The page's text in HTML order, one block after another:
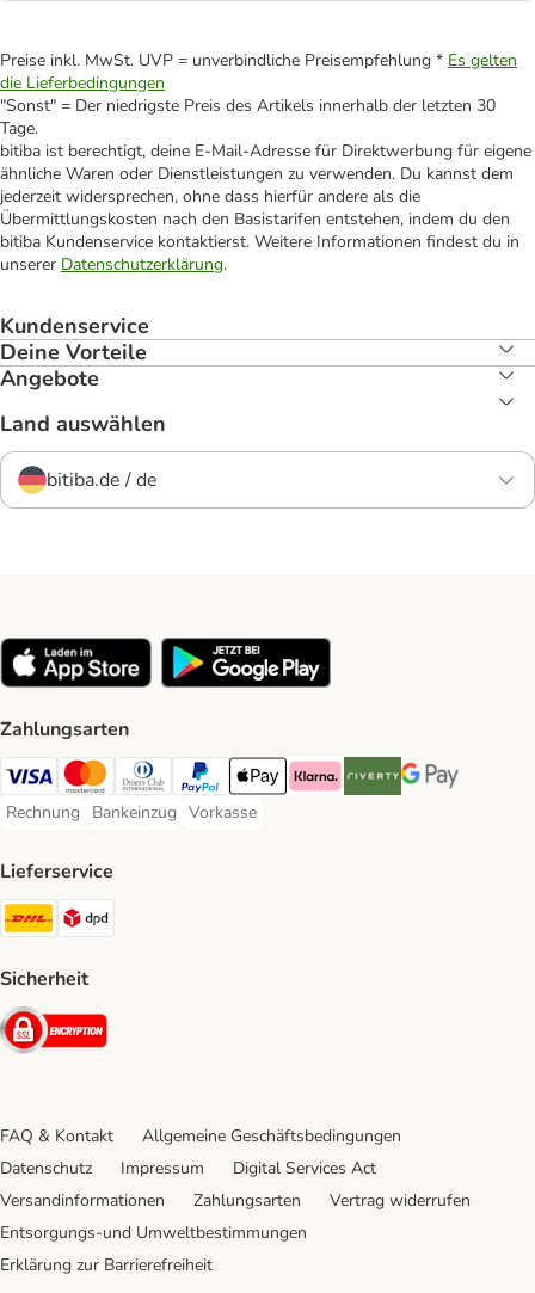
Preise inkl. MwSt. UVP = unverbindliche Preisempfehlung * Es gelten
die Lieferbedingungen
"Sonst" = Der niedrigste Preis des Artikels innerhalb der letzten 30
Tage.
bitiba ist berechtigt, deine E-Mail-Adresse für Direktwerbung für eigene
ähnliche Waren oder Dienstleistungen zu verwenden. Du kannst dem
jederzeit widersprechen, ohne dass hierfür andere als die
Übermittlungskosten nach den Basistarifen entstehen, indem du den
bitiba Kundenservice kontaktierst. Weitere Informationen findest du in
unserer Datenschutzerklärung.
Kundenservice
Deine Vorteile
Angebote
Land auswählen
bitiba.de / de
Zahlungsarten
Visa Payment Method
Mastercard Payment Method
Diners Club Payment Method
PayPal Payment Method
Apple Pay Payment Method
Klarna Payment Method
Riverty Payment Method
Google Pay
Rechnung
Rechnung Payment Method
Bankeinzug
Bankeinzug Payment Method
Vorkasse
Vorkasse Payment Method
Lieferservice
DHL Shipping Method
Sicherheit
Security
FAQ & Kontakt
Allgemeine Geschäftsbedingungen
Datenschutz
Impressum
Digital Services Act
Versandinformationen
Zahlungsarten
Vertrag widerrufen
Entsorgungs-und Umweltbestimmungen
Erklärung zur Barrierefreiheit